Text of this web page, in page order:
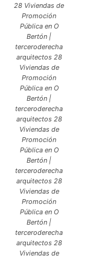
28 Viviendas de
Promoción
Pública en O
Bertón |
terceroderecha
arquitectos 28
Viviendas de
Promoción
Pública en O
Bertón |
terceroderecha
arquitectos 28
Viviendas de
Promoción
Pública en O
Bertón |
terceroderecha
arquitectos 28
Viviendas de
Promoción
Pública en O
Bertón |
terceroderecha
arquitectos 28
Viviendas de